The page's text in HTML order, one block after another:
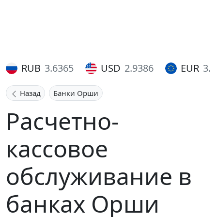
RUB 3.6365 USD 2.9386 EUR
Назад Банки Орши
Расчетно-
кассовое
обслуживание в
банках Орши